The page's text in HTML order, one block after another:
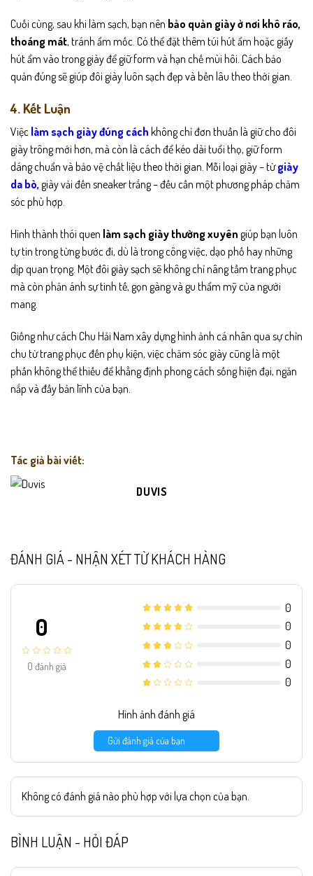
Cuối cùng, sau khi làm sạch, bạn nên bảo quản giày ở nơi khô ráo,
thoáng mát, tránh ẩm mốc. Có thể đặt thêm túi hút ẩm hoặc giấy
hút ẩm vào trong giày để giữ form và hạn chế mùi hôi. Cách bảo
quản đúng sẽ giúp đôi giày luôn sạch đẹp và bền lâu theo thời gian.
4. Kết Luận
Việc làm sạch giày đúng cách không chỉ đơn thuần là giữ cho đôi
giày trông mới hơn, mà còn là cách để kéo dài tuổi thọ, giữ form
dáng chuẩn và bảo vệ chất liệu theo thời gian. Mỗi loại giày – từgiày
da bò, giày vải đến sneaker trắng – đều cần một phương pháp chăm
sóc phù hợp.
Hình thành thói quen làm sạch giày thường xuyên giúp bạn luôn
tự tin trong từng bước đi, dù là trong công việc, dạo phố hay những
dịp quan trọng. Một đôi giày sạch sẽ không chỉ nâng tầm trang phục
mà còn phản ánh sự tinh tế, gọn gàng và gu thẩm mỹ của người
mang.
Giống như cách Chu Hải Nam xây dựng hình ảnh cá nhân qua sự chỉn
chu từ trang phục đến phụ kiện, việc chăm sóc giày cũng là một
phần không thể thiếu để khẳng định phong cách sống hiện đại, ngăn
nắp và đầy bản lĩnh của bạn.
Tác giả bài viết:
DUVIS
ĐÁNH GIÁ - NHẬN XÉT TỪ KHÁCH HÀNG
0
0 đánh giá
0
0
0
0
0
Hình ảnh đánh giá
Gửi đánh giá của bạn
Không có đánh giá nào phù hợp với lựa chọn của bạn.
BÌNH LUẬN - HỎI ĐÁP